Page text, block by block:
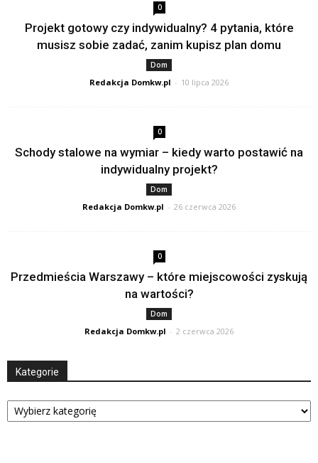
0
Projekt gotowy czy indywidualny? 4 pytania, które
musisz sobie zadać, zanim kupisz plan domu
Dom
Redakcja Domkw.pl - 10 lipca 2026
0
Schody stalowe na wymiar – kiedy warto postawić na
indywidualny projekt?
Dom
Redakcja Domkw.pl - 26 czerwca 2026
0
Przedmieścia Warszawy – które miejscowości zyskują
na wartości?
Dom
Redakcja Domkw.pl - 2 czerwca 2026
Kategorie
Kategorie